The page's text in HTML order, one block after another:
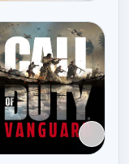
برای افزودن وارد شوید